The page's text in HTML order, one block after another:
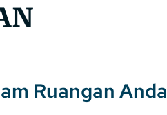
Ruangan Anda